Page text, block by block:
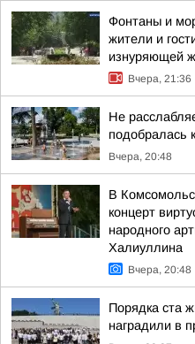
Фонтаны и
жители и
изнуряющей
Вчера, 21:36
Не
подобралась
Вчера, 20:48
В
концерт
народного
Халиуллина
Вчера, 20:48
Порядка ста
наградили в